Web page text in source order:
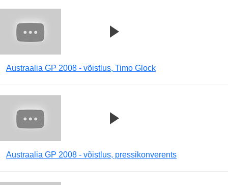
Austraalia GP 2008 - võistlus, Timo Glock
Austraalia GP 2008 - võistlus, pressikonverents